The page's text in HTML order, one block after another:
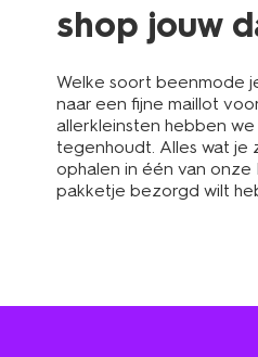
shop jouw
Welke soort beenmode
naar een fijne maillot
allerkleinsten hebben
tegenhoudt. Alles wat je
ophalen in één van
pakketje bezorgd wilt